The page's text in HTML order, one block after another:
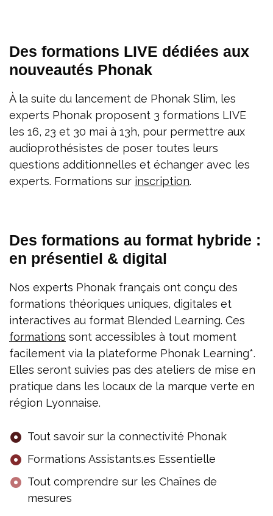
Des formations LIVE dédiées aux
nouveautés Phonak
À la suite du lancement de Phonak Slim, les
experts Phonak proposent 3 formations LIVE
les 16, 23 et 30 mai à 13h, pour permettre aux
audioprothésistes de poser toutes leurs
questions additionnelles et échanger avec les
experts. Formations sur inscription.
Des formations au format hybride :
en présentiel & digital
Nos experts Phonak français ont conçu des
formations théoriques uniques, digitales et
interactives au format Blended Learning. Ces
formations sont accessibles à tout moment
facilement via la plateforme Phonak Learning*.
Elles seront suivies pas des ateliers de mise en
pratique dans les locaux de la marque verte en
région Lyonnaise.
Tout savoir sur la connectivité Phonak
Formations Assistants.es Essentielle
Tout comprendre sur les Chaînes de
mesures